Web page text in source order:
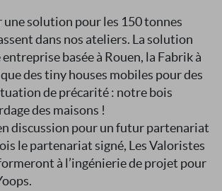
solution pour les 150 tonnes
dans nos ateliers. La solution
entreprise basée à Rouen, la Fabrik à
des tiny houses mobiles pour des
de précarité : notre bois
des maisons !
discussion pour un futur partenariat
le partenariat signé, Les Valoristes
à l’ingénierie de projet pour